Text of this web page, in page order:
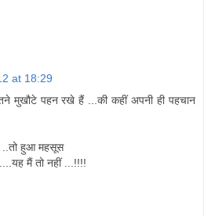
at 18:29
मुखौटे पहन रखे हैं ...की कहीं अपनी ही पहचान
..तो हुआ महसूस
मैं तो नहीं ...!!!!